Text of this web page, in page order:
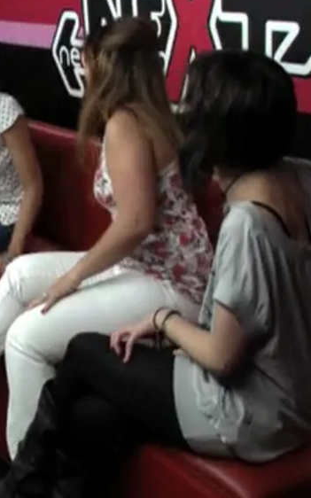
WhatsappFacebook
X
Jennifer parace que la
suerte con la última
ser el tipo de chica que